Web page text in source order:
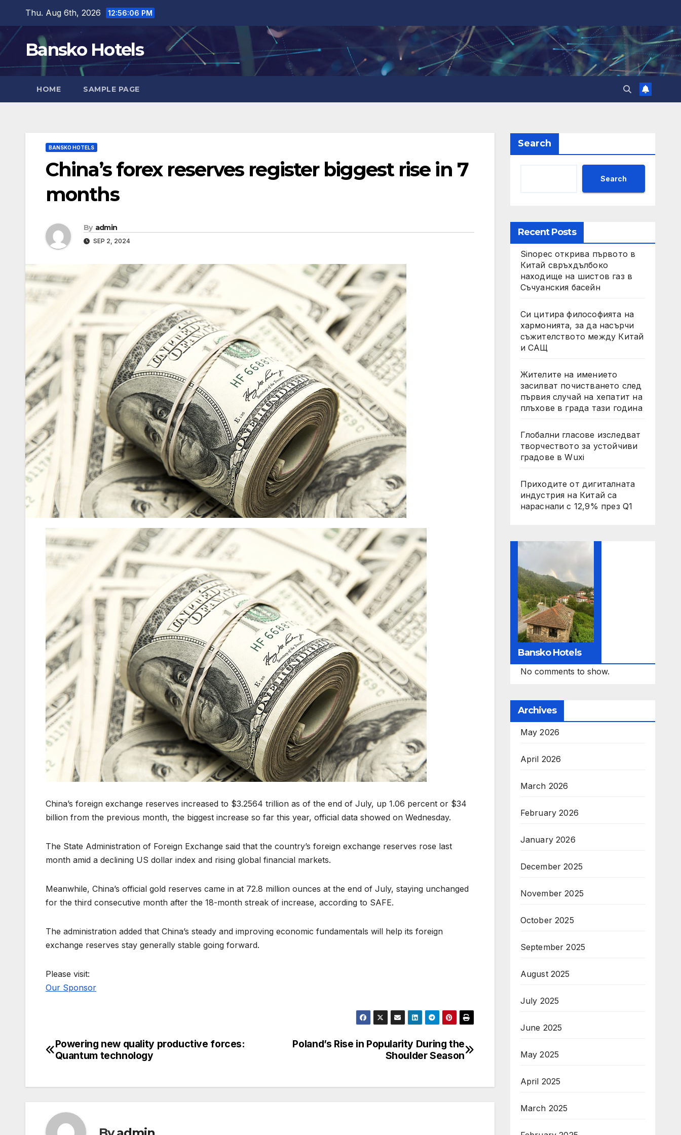
content
Thu. Aug 6th, 2026 12:56:07 PM
Bansko Hotels
HOME SAMPLE PAGE
BANSKO HOTELS
China’s forex reserves register biggest rise in 7
months
By admin
SEP 2, 2024
China’s foreign exchange reserves increased to $3.2564 trillion as of the end of July, up 1.06 percent or $34
billion from the previous month, the biggest increase so far this year, official data showed on Wednesday.
The State Administration of Foreign Exchange said that the country’s foreign exchange reserves rose last
month amid a declining US dollar index and rising global financial markets.
Meanwhile, China’s official gold reserves came in at 72.8 million ounces at the end of July, staying unchanged
for the third consecutive month after the 18-month streak of increase, according to SAFE.
The administration added that China’s steady and improving economic fundamentals will help its foreign
exchange reserves stay generally stable going forward.
Please visit:
Our Sponsor
Post
Poland’s Rise in Popularity During the
Shoulder Season
Powering new quality productive forces:
Quantum technology
Search
Search
Recent Posts
Sinopec открива първото в
Китай свръхдълбоко
находище на шистов газ в
Съчуанския басейн
Си цитира философията на
хармонията, за да насърчи
съжителството между Китай
и САЩ
Жителите на имението
засилват почистването след
първия случай на хепатит на
плъхове в града тази година
Глобални гласове изследват
творчеството за устойчиви
градове в Wuxi
Приходите от дигиталната
индустрия на Китай са
нараснали с 12,9% през Q1
Bansko Hotels
No comments to show.
Archives
May 2026
April 2026
March 2026
February 2026
January 2026
December 2025
November 2025
October 2025
September 2025
August 2025
July 2025
June 2025
May 2025
April 2025
March 2025